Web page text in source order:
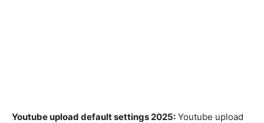
Youtube upload default settings 2025: Youtube upload